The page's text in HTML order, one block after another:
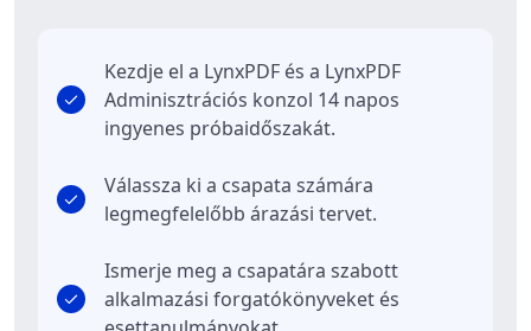
Kezdje el a LynxPDF és a LynxPDF
Adminisztrációs konzol 14 napos
ingyenes próbaidőszakát.
Válassza ki a csapata számára
legmegfelelőbb árazási tervet.
Ismerje meg a csapatára szabott
alkalmazási forgatókönyveket és